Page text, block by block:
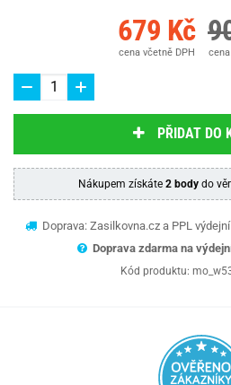
679 Kč
cena včetně DPH
PŘIDAT DO
Nákupem získáte 2 bodydo
Doprava: Zasilkovna.cz a PPL
Doprava zdarma na
Kód produktu: